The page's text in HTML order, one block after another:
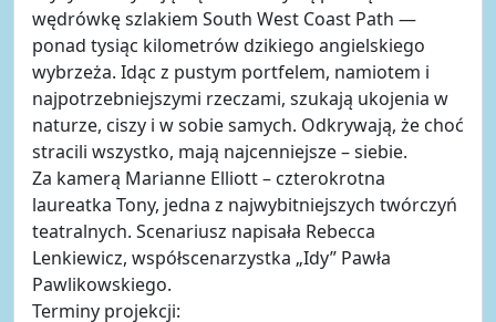
wędrówkę szlakiem South West Coast Path —
ponad tysiąc kilometrów dzikiego angielskiego
wybrzeża. Idąc z pustym portfelem, namiotem i
najpotrzebniejszymi rzeczami, szukają ukojenia w
naturze, ciszy i w sobie samych. Odkrywają, że choć
stracili wszystko, mają najcenniejsze – siebie.
Za kamerą Marianne Elliott – czterokrotna
laureatka Tony, jedna z najwybitniejszych twórczyń
teatralnych. Scenariusz napisała Rebecca
Lenkiewicz, współscenarzystka „Idy” Pawła
Pawlikowskiego.
Terminy projekcji: